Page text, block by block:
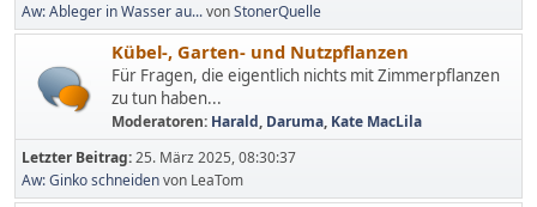
Aw: Ableger in Wasser au...vonStonerQuelle
Kübel-, Garten- und Nutzpflanzen
Für Fragen, die eigentlich nichts mit Zimmerpflanzen
zu tun haben...
Moderatoren: Harald, Daruma, Kate MacLila
Letzter Beitrag:25. März 2025, 08:30:37
Aw: Ginko schneidenvon LeaTom